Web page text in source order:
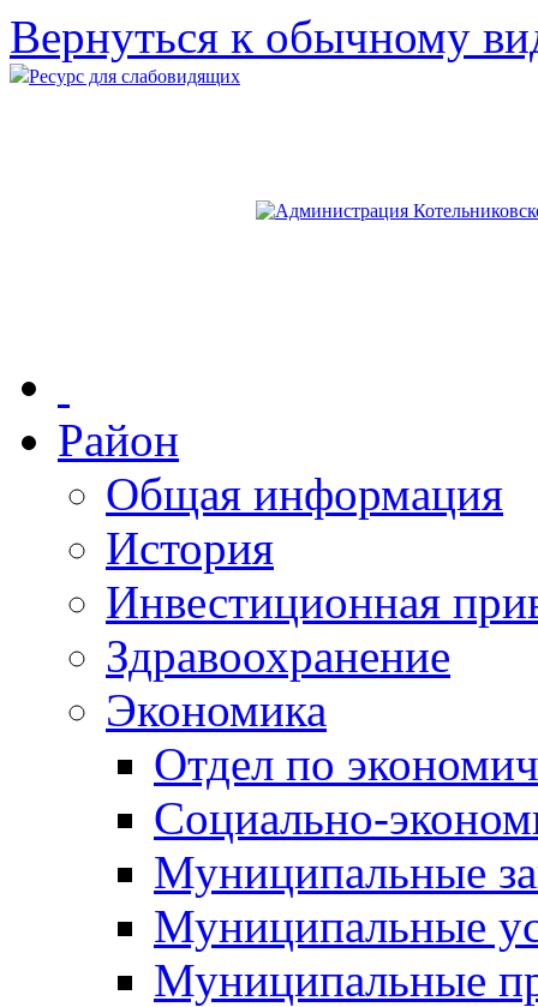
Вернуться к обычному
Ресурс для слабовидящих
Район
Общая информация
История
Инвестиционная
Здравоохранение
Экономика
Отдел по
Социально-
Муниципальные
Муниципальные
Муниципальные